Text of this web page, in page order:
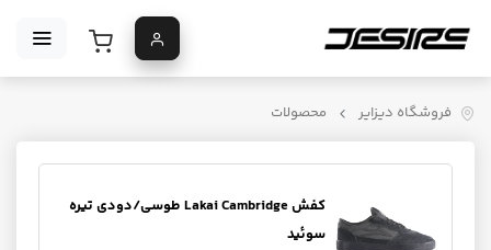
فروشگاه دیزایر محصولات
کفش Lakai Cambridge طوسی/دودی تیره
سوئید